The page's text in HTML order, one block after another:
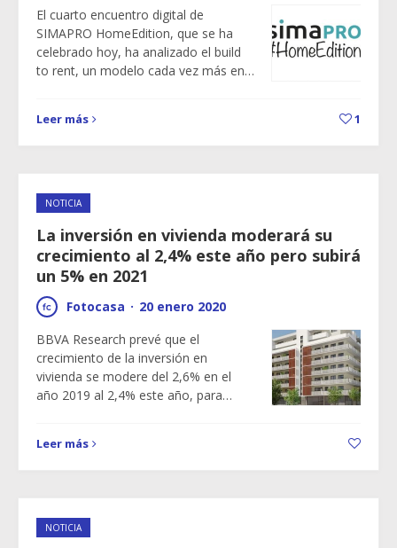
El cuarto encuentro digital de
SIMAPRO HomeEdition, que se ha
celebrado hoy, ha analizado el build
to rent, un modelo cada vez más en…
Leer más 1
NOTICIA
La inversión en vivienda moderará su
crecimiento al 2,4% este año pero subirá
un 5% en 2021
Fotocasa · 20 enero 2020
BBVA Research prevé que el
crecimiento de la inversión en
vivienda se modere del 2,6% en el
año 2019 al 2,4% este año, para…
Leer más
NOTICIA